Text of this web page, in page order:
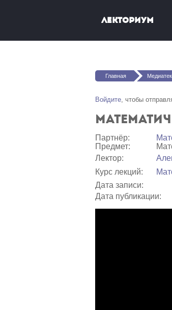
Лекториум
Вы здесь
Главная
Войдите, чтобы
Партнёр:
Предмет:
Лектор:
Курс лекций:
Дата записи:
Дата публикации: